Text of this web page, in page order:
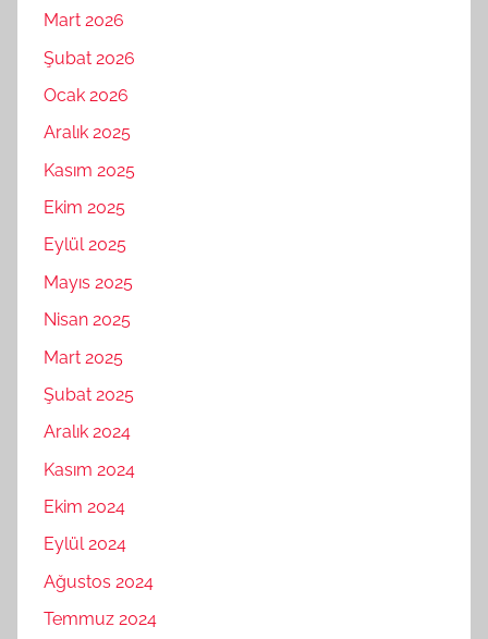
Mart 2026
Şubat 2026
Ocak 2026
Aralık 2025
Kasım 2025
Ekim 2025
Eylül 2025
Mayıs 2025
Nisan 2025
Mart 2025
Şubat 2025
Aralık 2024
Kasım 2024
Ekim 2024
Eylül 2024
Ağustos 2024
Temmuz 2024